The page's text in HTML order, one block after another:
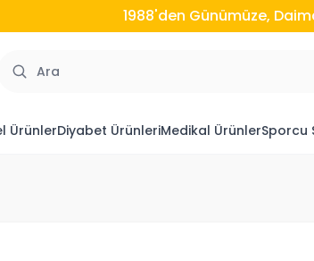
1988'den Günümüze,
ÜrünlerDiyabet ÜrünleriMedikal ÜrünlerSporcu